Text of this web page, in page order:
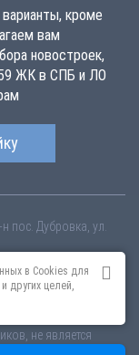
кроме
вам
новостроек,
ЖК в СПБ и ЛО
пос. Дубровка, ул.
в новом жилом
во Всеволожском
млн рублей!
не является
в Cookies для
других целей,